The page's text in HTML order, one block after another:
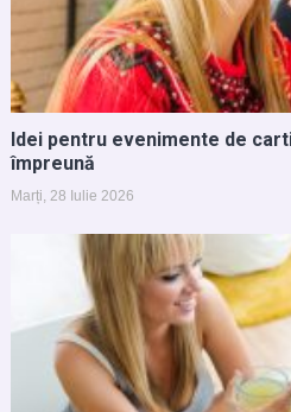
Idei pentru evenimente de
împreună
Marți, 28 Iulie 2026